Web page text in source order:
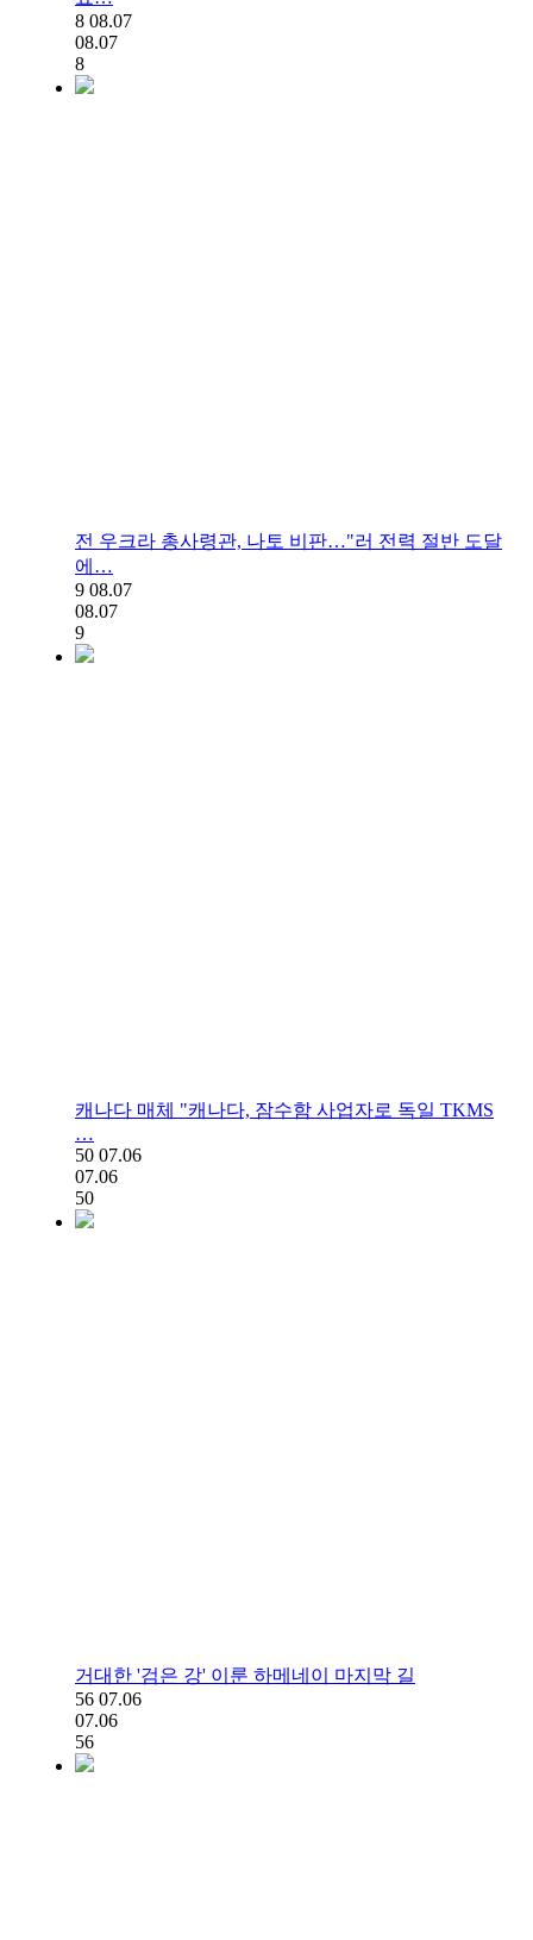
8 08.07
08.07
8
전 우크라 총사령관, 나토 비판…"러 전력 절반 도달
에…
9 08.07
08.07
9
캐나다 매체 "캐나다, 잠수함 사업자로 독일 TKMS
…
50 07.06
07.06
50
거대한 '검은 강' 이룬 하메네이 마지막 길
56 07.06
07.06
56